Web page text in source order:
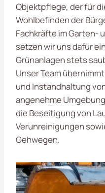
Objektpflege, der für
Wohlbefinden der
Fachkräfte im Garten-
setzen wir uns dafür
Grünanlagen stets
Unser Team
und Instandhaltung
angenehme
die Beseitigung von
Verunreinigungen
Gehwegen.